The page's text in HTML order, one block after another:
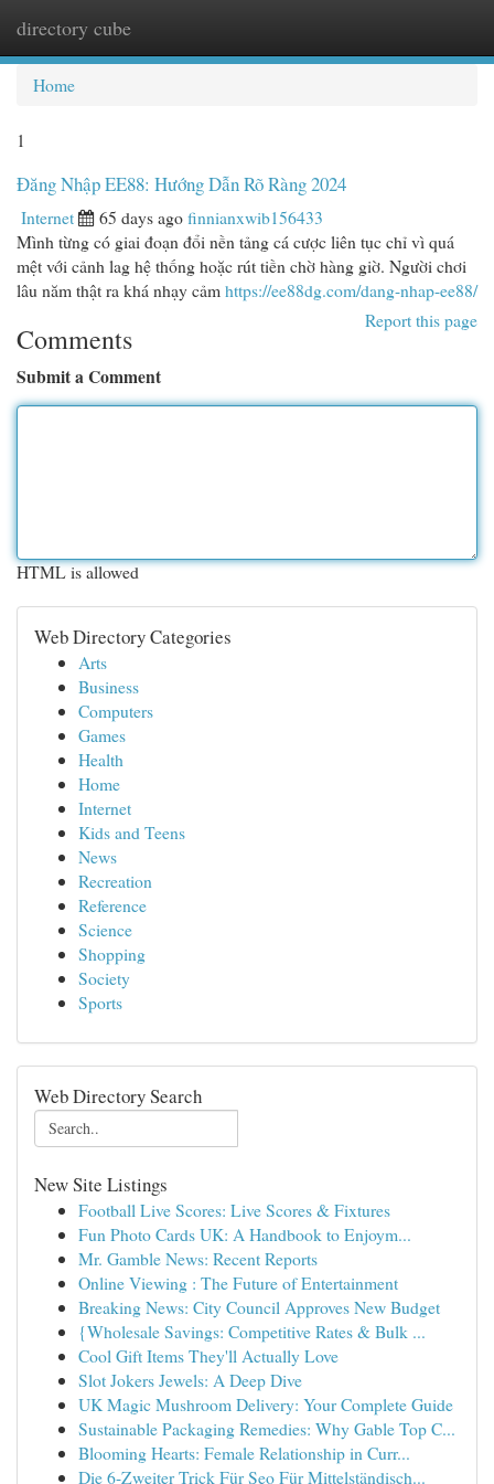
directory cube
Home
1
Đăng Nhập EE88: Hướng Dẫn Rõ Ràng 2024
Internet 65 days agofinnianxwib156433
Mình từng có giai đoạn đổi nền tảng cá cược liên tục chỉ vì quá
mệt với cảnh lag hệ thống hoặc rút tiền chờ hàng giờ. Người chơi
lâu năm thật ra khá nhạy cảm https://ee88dg.com/dang-nhap-ee88/
Report this page
Comments
Submit a Comment
HTML is allowed
Web Directory Categories
Arts
Business
Computers
Games
Health
Home
Internet
Kids and Teens
News
Recreation
Reference
Science
Shopping
Society
Sports
Web Directory Search
New Site Listings
Football Live Scores: Live Scores & Fixtures
Fun Photo Cards UK: A Handbook to Enjoym...
Mr. Gamble News: Recent Reports
Online Viewing : The Future of Entertainment
Breaking News: City Council Approves New Budget
{Wholesale Savings: Competitive Rates & Bulk ...
Cool Gift Items They'll Actually Love
Slot Jokers Jewels: A Deep Dive
UK Magic Mushroom Delivery: Your Complete Guide
Sustainable Packaging Remedies: Why Gable Top C...
Blooming Hearts: Female Relationship in Curr...
Die 6-Zweiter Trick Für Seo Für Mittelständisch...